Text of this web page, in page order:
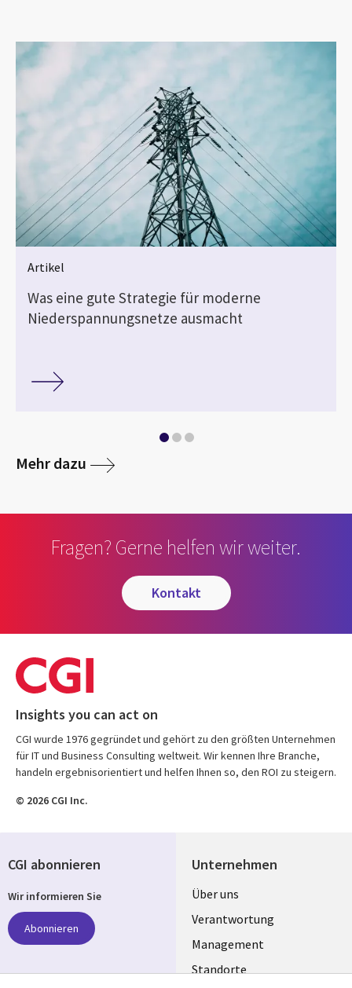
Artikel
Was eine gute Strategie für moderne
Niederspannungsnetze ausmacht
Mehr dazu
Fragen? Gerne helfen wir weiter.
kontakt
Insights you can act on
CGI wurde 1976 gegründet und gehört zu den größten Unternehmen
für IT und Business Consulting weltweit. Wir kennen Ihre Branche,
handeln ergebnisorientiert und helfen Ihnen so, den ROI zu steigern.
© 2026 CGI Inc.
Unternehmen
Useful
links
GERMANY
Über uns
Verantwortung
Management
Standorte
CGI abonnieren
Wir informieren Sie
Abonnieren